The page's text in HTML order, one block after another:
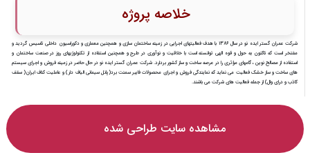
خلاصه پروژه
شرکت عمران گستر ایده نو در سال ۱۳۸۶ با هدف فعالیتهای اجرایی در زمینه ساختمان سازی و همچنین معماری و دکوراسیون داخلی تاسیس گردید و
مفتخر است که تاکنون به حول و قوه الهی توانسته است با خلاقیت و نوآوری در طرح و همچنین استفاده از تکنولوژیهای روز در صنعت ساختمان و
استفاده از مصالح نوین ، گامهای مؤثری را در عرصه ساخت و ساز کشور بردارد. شرکت عمران گستر ایده نو در حال حاضر در زمینه فروش و اجرای سیستم
های ساخت و ساز خشک فعالیت می نماید که نمایندگی فروش و اجرای محصولات فایبر سمنت برد(پانل سیمانی الیاف دار) و عاملیت کناف ایران( سقف
کاذب و درای وال) از جمله فعالیت های شرکت می باشند.
مشاهده سایت طراحی شده